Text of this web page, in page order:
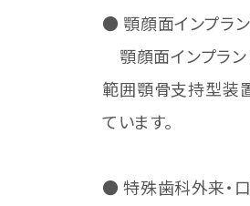
● 顎顔面インプラ
顎顔面インプラン
範囲顎骨支持型装
ています。
● 特殊歯科外来・